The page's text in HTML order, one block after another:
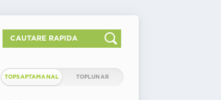
TOPSAPTAMANAL TOPLUNAR